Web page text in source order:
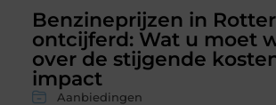
Benzineprijzen in
ontcijferd: Wat u moet
over de stijgende
impact
Aanbiedingen